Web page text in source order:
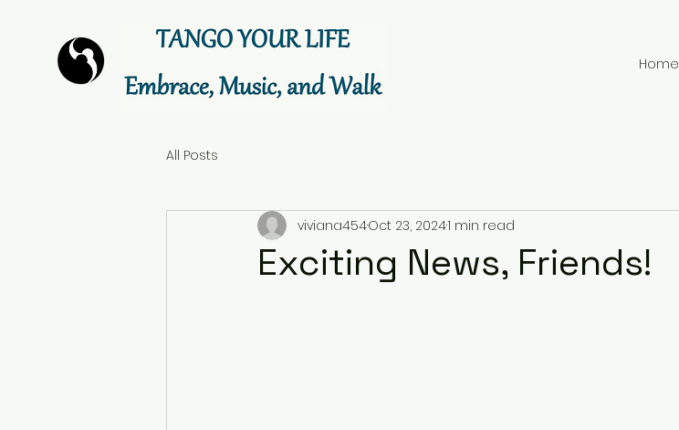
Home
All Posts
Exciting News, Friends!
viviana454Oct 23, 20241 min read